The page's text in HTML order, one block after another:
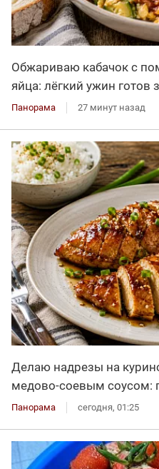
Обжариваю кабачок с
яйца: лёгкий ужин готов
Панорама 27 минут назад
Делаю надрезы на
медово-соевым соусом:
Панорама сегодня, 01:25